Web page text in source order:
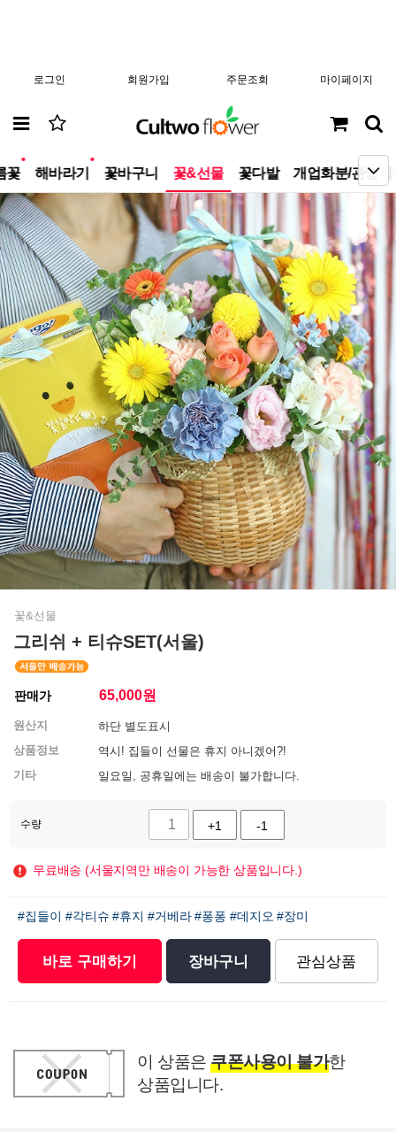
로그인 회원가입 주문조회 마이페이지
꽃 해바라기 꽃바구니 꽃&선물 꽃다발 개업화분/관엽식
꽃&선물
그리쉬 + 티슈SET(서울)
판매가 65,000원
원산지
하단 별도표시
상품정보
역시! 집들이 선물은 휴지 아니겠어?!
기타
일요일, 공휴일에는 배송이 불가합니다.
수량 +1 -1
무료배송 (서울지역만 배송이 가능한 상품입니다.)
#집들이 #각티슈 #휴지 #거베라 #퐁퐁 #데지오 #장미
바로 구매하기 장바구니 관심상품
이 상품은 쿠폰사용이 불가한
상품입니다.